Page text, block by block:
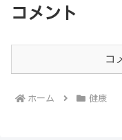
コメント
コ
ホーム 健康